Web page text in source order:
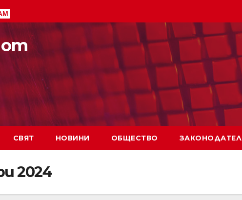
от
СВЯТ НОВИНИ ОБЩЕСТВО
2024